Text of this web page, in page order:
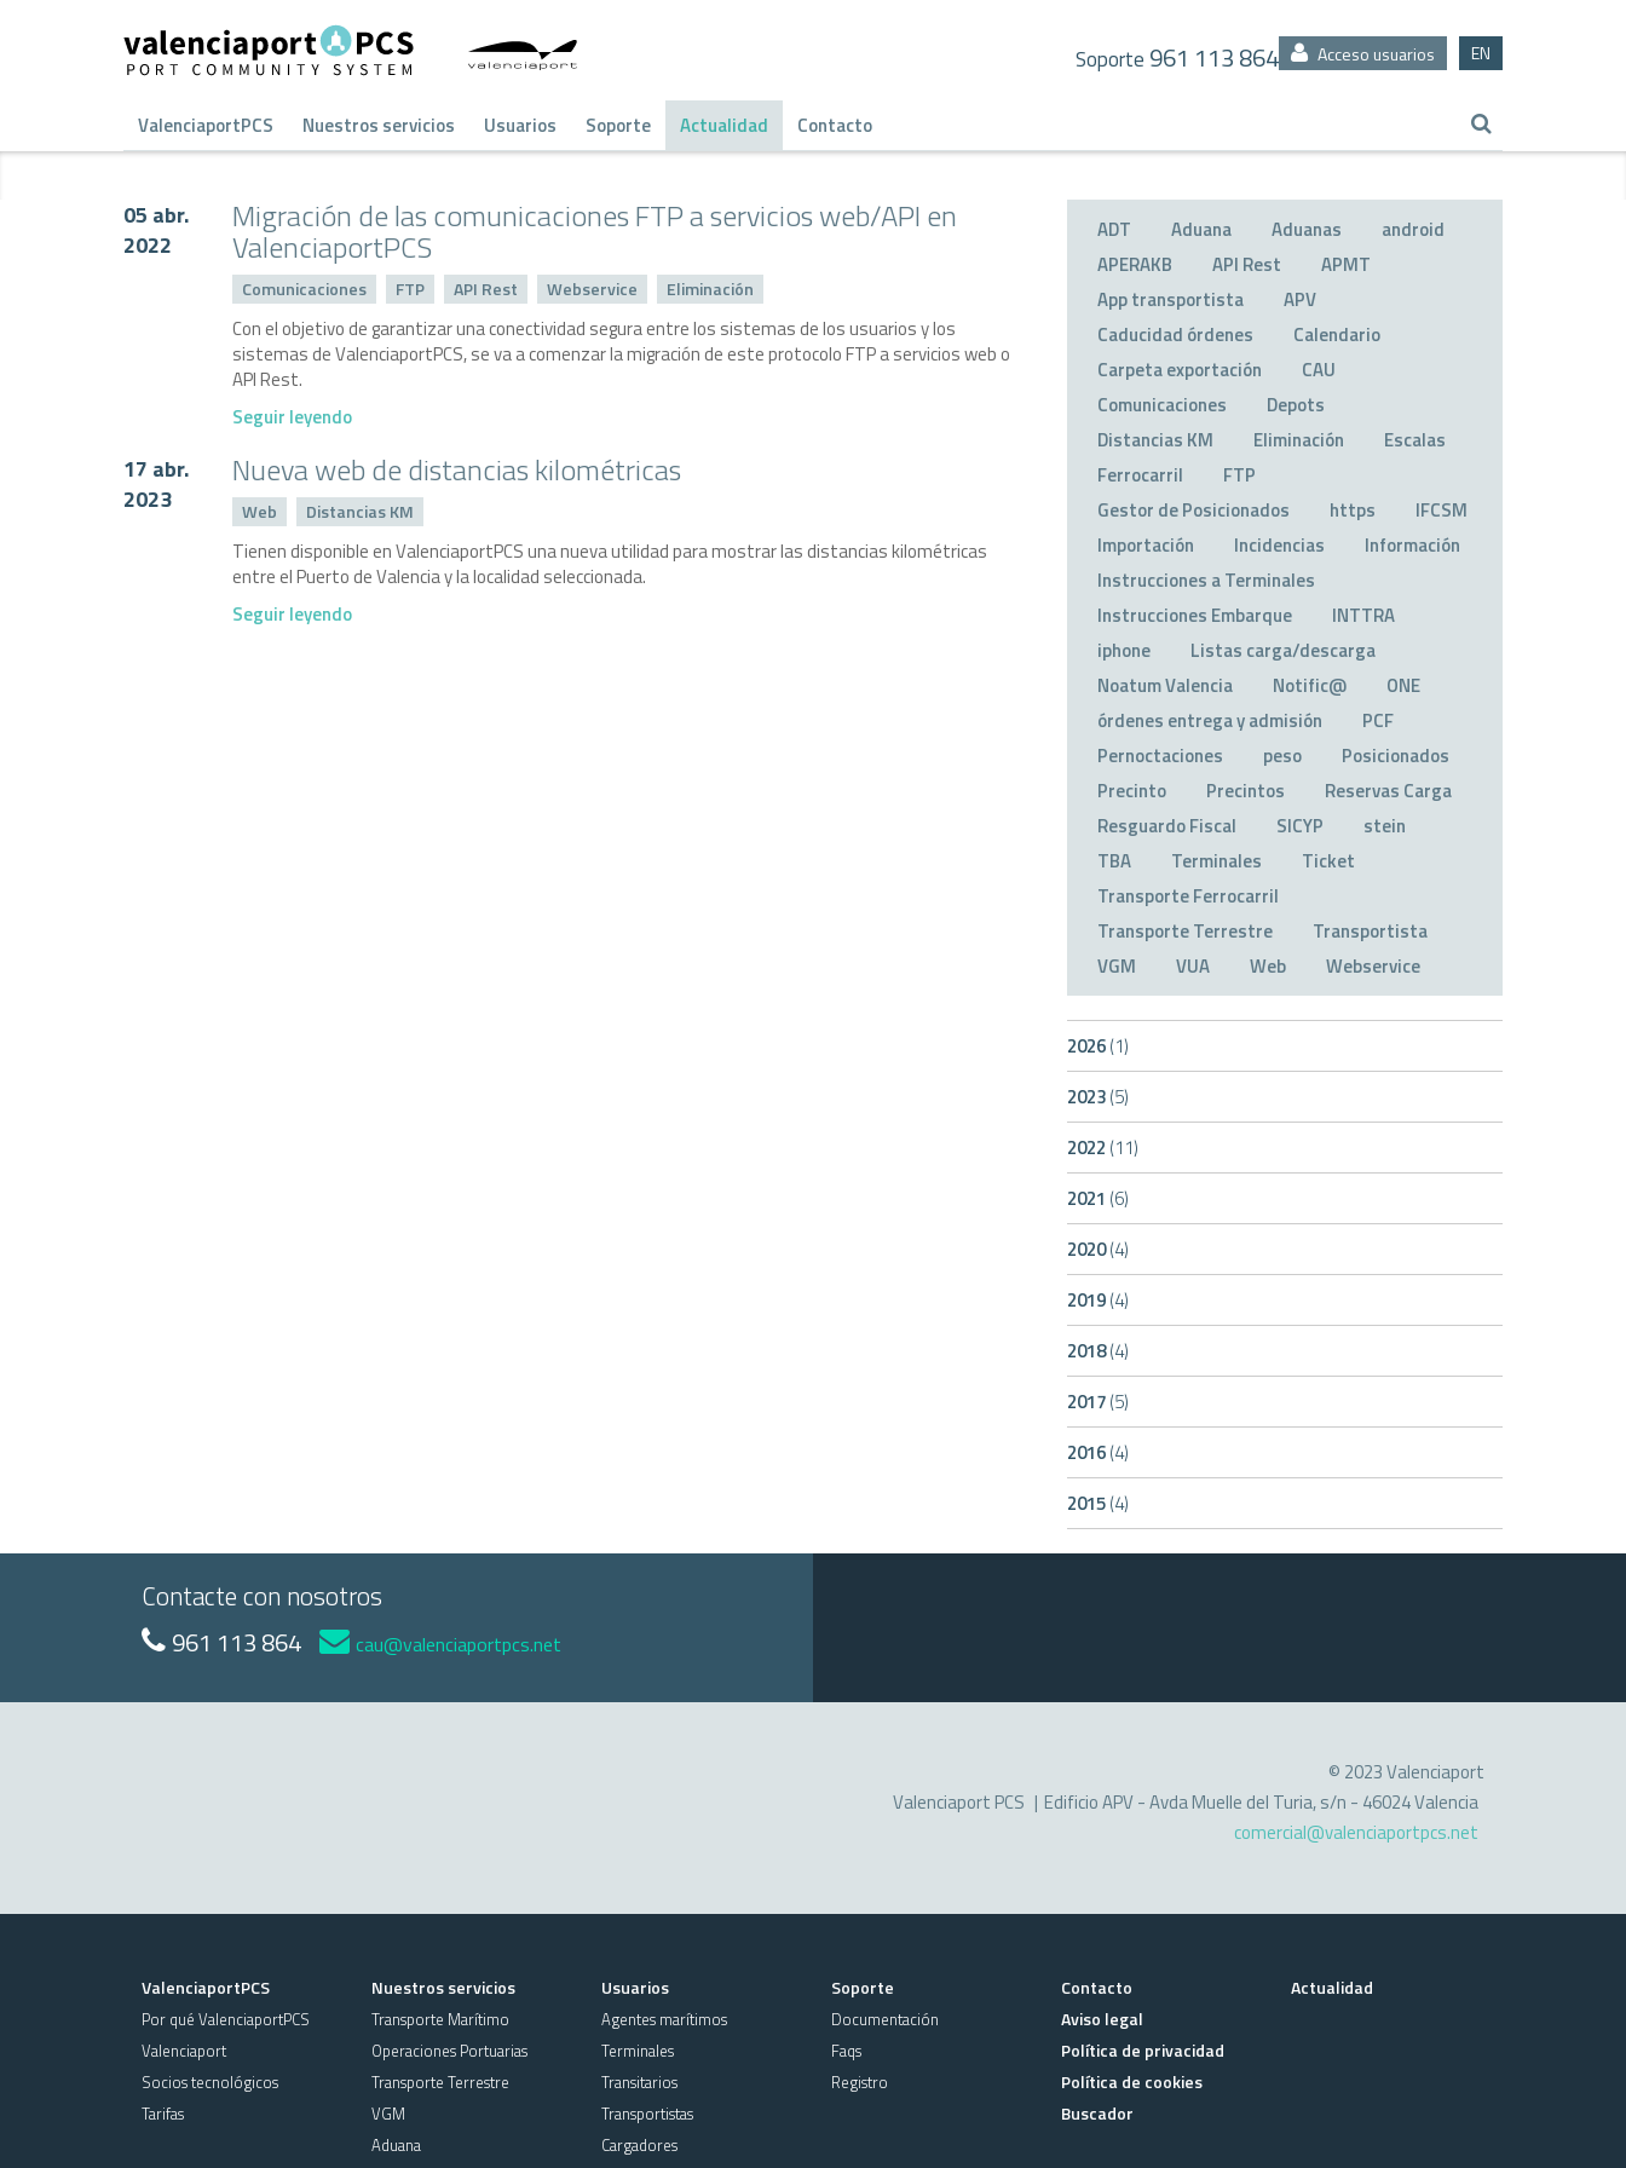
Soporte 961 113 864 Acceso usuarios EN
ValenciaportPCS Nuestros servicios Usuarios Soporte Actualidad Contacto
05 abr.
2022
Migración de las comunicaciones FTP a servicios web/API en
ValenciaportPCS
Comunicaciones FTP API Rest Webservice Eliminación
Con el objetivo de garantizar una conectividad segura entre los sistemas de los usuarios y los
sistemas de ValenciaportPCS, se va a comenzar la migración de este protocolo FTP a servicios web o
API Rest.
Seguir leyendo
17 abr.
2023
Nueva web de distancias kilométricas
Web Distancias KM
Tienen disponible en ValenciaportPCS una nueva utilidad para mostrar las distancias kilométricas
entre el Puerto de Valencia y la localidad seleccionada.
Seguir leyendo
ADT Aduana Aduanas
android
APERAKB
API Rest
APMT
App transportista
APV
Caducidad órdenes
Calendario
Carpeta exportación
CAU
Comunicaciones
Depots
Distancias KM
Eliminación
Escalas
Ferrocarril
FTP
Gestor de Posicionados
https
IFCSM
Importación
Incidencias
Información
Instrucciones a Terminales
Instrucciones Embarque
INTTRA
iphone
Listas carga/descarga
Noatum Valencia
Notific@
ONE
órdenes entrega y admisión
PCF
Pernoctaciones
peso
Posicionados
Precinto
Precintos
Reservas Carga
Resguardo Fiscal
SICYP
stein
TBA
Terminales
Ticket
Transporte Ferrocarril
Transporte Terrestre
Transportista
VGM
VUA Web Webservice
2026(1)
2023(5)
2022 (11)
2021 (6)
2020(4)
2019(4)
2018(4)
2017(5)
2016(4)
2015(4)
Contacte con nosotros
961 113 864 cau@valenciaportpcs.net
© 2023 Valenciaport
Valenciaport PCS
Edificio APV - Avda Muelle del Turia, s/n - 46024 Valencia
comercial@valenciaportpcs.net
ValenciaportPCS
Por qué ValenciaportPCS
Valenciaport
Socios tecnológicos
Tarifas
Nuestros servicios
Transporte Marítimo
Operaciones Portuarias
Transporte Terrestre
VGM
Aduana
Usuarios
Agentes marítimos
Terminales
Transitarios
Transportistas
Cargadores
Soporte
Documentación
Faqs
Registro
Contacto
Actualidad
Aviso legal
Política de privacidad
Política de cookies
Buscador